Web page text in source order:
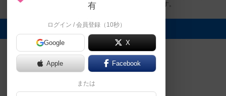
ます。また、トップ6の画像は様々なページで表示されます。
トップに表示される画像
まつなが
有
ログイン / 会員登録（10秒）
Google X
Apple Facebook
または